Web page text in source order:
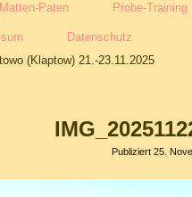
Matten-Paten Probe-Training
Datenschutz
(Klaptow) 21.-23.11.2025
Publiziert 25.